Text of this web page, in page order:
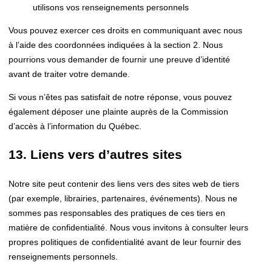
utilisons vos renseignements personnels
Vous pouvez exercer ces droits en communiquant avec nous
à l’aide des coordonnées indiquées à la section 2. Nous
pourrions vous demander de fournir une preuve d’identité
avant de traiter votre demande.
Si vous n’êtes pas satisfait de notre réponse, vous pouvez
également déposer une plainte auprès de la Commission
d’accès à l’information du Québec.
13. Liens vers d’autres sites
Notre site peut contenir des liens vers des sites web de tiers
(par exemple, librairies, partenaires, événements). Nous ne
sommes pas responsables des pratiques de ces tiers en
matière de confidentialité. Nous vous invitons à consulter leurs
propres politiques de confidentialité avant de leur fournir des
renseignements personnels.